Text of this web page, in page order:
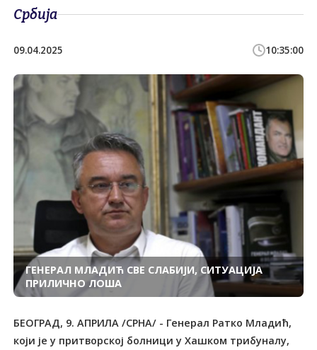
Србија
09.04.2025 10:35:00
ГЕНЕРАЛ МЛАДИЋ СВЕ СЛАБИЈИ, СИТУАЦИЈА
ПРИЛИЧНО ЛОША
БЕОГРАД, 9. АПРИЛА /СРНА/ - Генерал Ратко Младић,
који је у притворској болници у Хашком трибуналу,